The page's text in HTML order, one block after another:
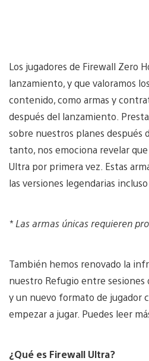
Los jugadores de Firewall Zero
lanzamiento, y que valoramos
contenido, como armas y
después del lanzamiento.
sobre nuestros planes después
tanto, nos emociona revelar
Ultra por primera vez. Estas
las versiones legendarias
* Las armas únicas requieren
También hemos renovado la
nuestro Refugio entre sesiones
y un nuevo formato de jugador
empezar a jugar. Puedes leer
¿Qué es Firewall Ultra?